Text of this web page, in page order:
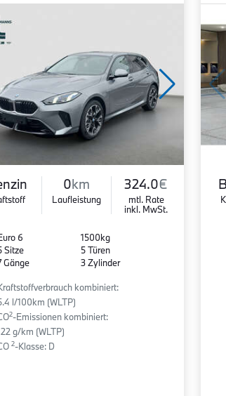
0km
Laufleistung
324.0€
mtl. Rate
inkl. MwSt.
6
Sitze
Gänge
1500kg
5 Türen
3 Zylinder
kombiniert:
l/100km (WLTP)
2-Emissionen kombiniert:
g/km (WLTP)
2-Klasse: D